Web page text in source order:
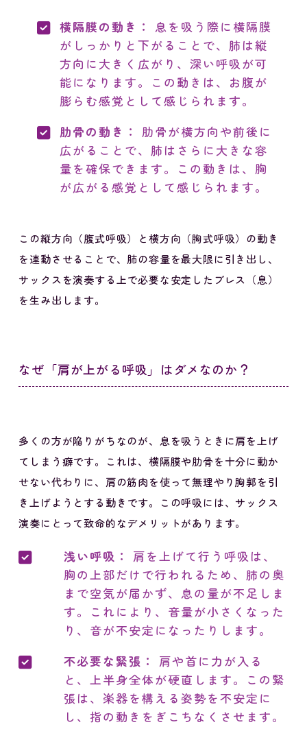
横隔膜の動き：
息を吸う際に横隔膜
がしっかりと下がることで、肺は縦
方向に大きく広がり、深い呼吸が可
能になります。この動きは、お腹が
膨らむ感覚として感じられます。
肋骨の動き：
肋骨が横方向や前後に
広がることで、肺はさらに大きな容
量を確保できます。この動きは、胸
が広がる感覚として感じられます。
この縦方向（腹式呼吸）と横方向（胸式呼吸）の動き
を連動させることで、肺の容量を最大限に引き出し、
サックスを演奏する上で必要な安定したブレス（息）
を生み出します。
なぜ「肩が上がる呼吸」はダメなのか？
多くの方が陥りがちなのが、息を吸うときに肩を上げ
てしまう癖です。これは、横隔膜や肋骨を十分に動か
せない代わりに、肩の筋肉を使って無理やり胸郭を引
き上げようとする動きです。この呼吸には、サックス
演奏にとって致命的なデメリットがあります。
浅い呼吸：
肩を上げて行う呼吸は、
胸の上部だけで行われるため、肺の奥
まで空気が届かず、息の量が不足しま
す。これにより、音量が小さくなった
り、音が不安定になったりします。
不必要な緊張：
肩や首に力が入る
と、上半身全体が硬直します。この緊
張は、楽器を構える姿勢を不安定に
し、指の動きをぎこちなくさせます。